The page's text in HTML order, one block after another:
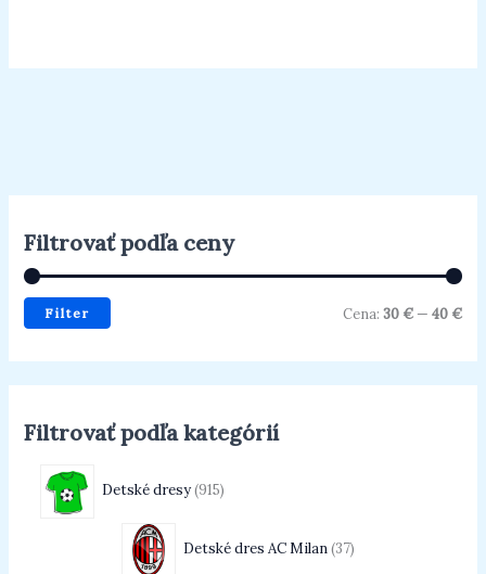
Filtrovať podľa ceny
Filter Cena: 30 €— 40 €
Filtrovať podľa kategórií
Detské dresy 915
Detské dres AC Milan 37